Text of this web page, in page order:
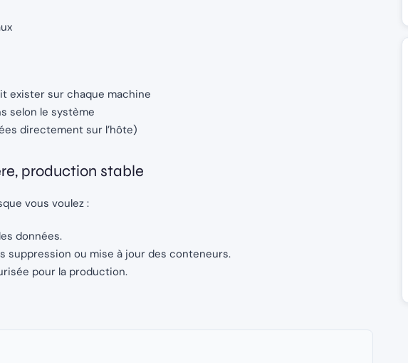
exister sur chaque machine
selon le système
directement sur l’hôte)
production stable
vous voulez :
données.
suppression ou mise à jour des conteneurs.
pour la production.